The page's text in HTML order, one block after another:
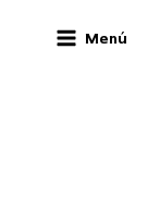
Menu
Menú